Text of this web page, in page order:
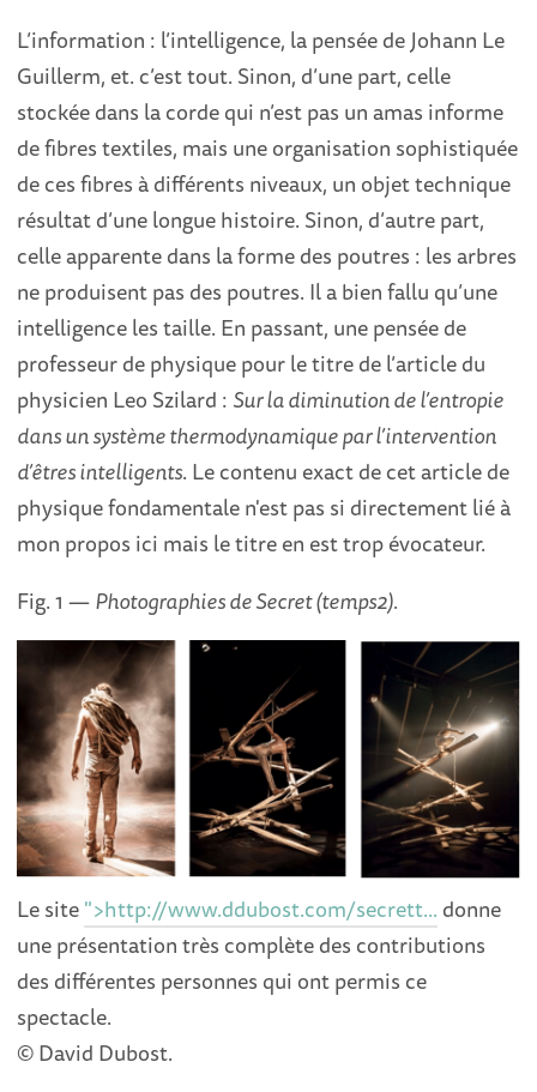
L’information : l’intelligence, la pensée de Johann Le
Guillerm, et. c’est tout. Sinon, d’une part, celle
stockée dans la corde qui n’est pas un amas informe
de fibres textiles, mais une organisation sophistiquée
de ces fibres à différents niveaux, un objet technique
résultat d’une longue histoire. Sinon, d’autre part,
celle apparente dans la forme des poutres : les arbres
ne produisent pas des poutres. Il a bien fallu qu’une
intelligence les taille. En passant, une pensée de
professeur de physique pour le titre de l’article du
physicien Leo Szilard : Sur la diminution de l’entropie
dans un système thermodynamique par l’intervention
d’êtres intelligents. Le contenu exact de cet article de
physique fondamentale n'est pas si directement lié à
mon propos ici mais le titre en est trop évocateur.
Fig. 1 —Photographies de Secret (temps2).
Le site">http://www.ddubost.com/secrett... donne
une présentation très complète des contributions
des différentes personnes qui ont permis ce
spectacle.
© David Dubost.